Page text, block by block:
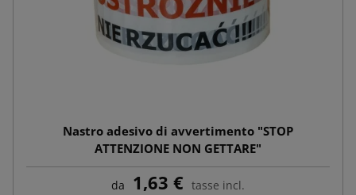
Nastro adesivo di avvertimento "STOP
ATTENZIONE NON GETTARE"
da 1,63 € tasse incl.